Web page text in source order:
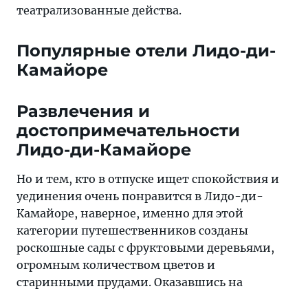
театрализованные действа.
Популярные отели Лидо-ди-
Камайоре
Развлечения и
достопримечательности
Лидо-ди-Камайоре
Но и тем, кто в отпуске ищет спокойствия и
уединения очень понравится в Лидо-ди-
Камайоре, наверное, именно для этой
категории путешественников созданы
роскошные сады с фруктовыми деревьями,
огромным количеством цветов и
старинными прудами. Оказавшись на